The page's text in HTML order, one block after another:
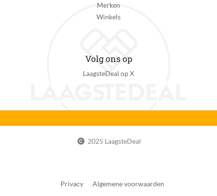
Merken
Winkels
Volg ons op
LaagsteDeal op X
2025 LaagsteDeal
Privacy Algemene voorwaarden